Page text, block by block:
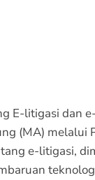
E-litigasi dan
(MA) melalui
e-litigasi,